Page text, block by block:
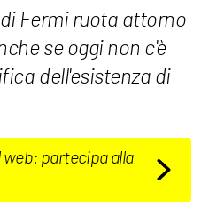
Fermi ruota attorno
se oggi non c'è
dell'esistenza di
web: partecipa alla